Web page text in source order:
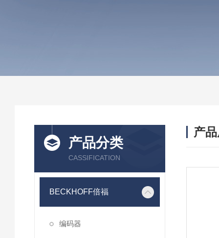
产品分类
CASSIFICATION
BECKHOFF倍福
编码器
产